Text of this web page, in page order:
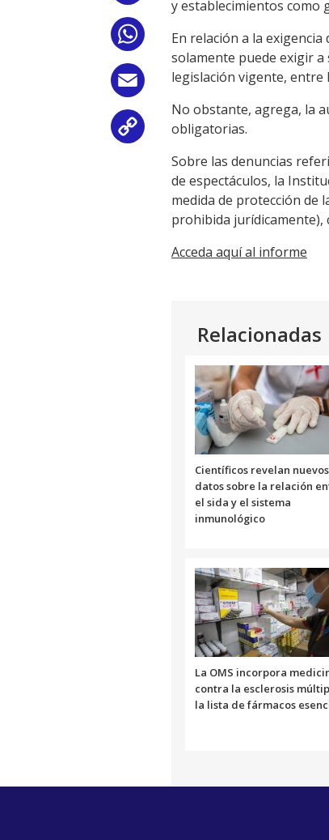
WhatsApp
Email
Copy
Link
y establecimientos como
En relación a la
solamente puede exigir
legislación vigente, entre
No obstante, agrega, la
obligatorias.
Sobre las denuncias
de espectáculos, la
medida de protección de
prohibida jurídicamente),
Acceda aquí al informe
Relacionadas
Científicos revelan nuevos
datos sobre la relación
el sida y el sistema
inmunológico
La OMS incorpora
contra la esclerosis
la lista de fármacos